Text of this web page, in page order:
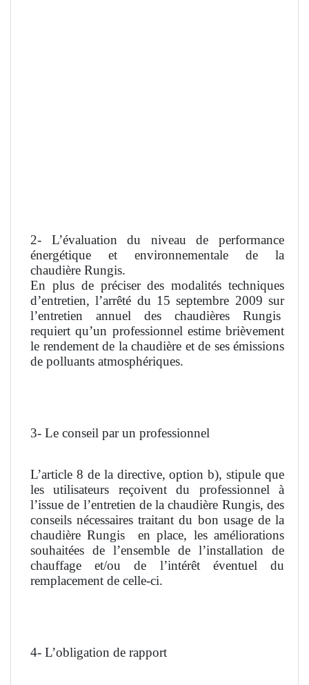
2- L’évaluation du niveau de performance
énergétique et environnementale de la
chaudière Rungis.
En plus de préciser des modalités techniques
d’entretien, l’arrêté du 15 septembre 2009 sur
l’entretien annuel des chaudières Rungis
requiert qu’un professionnel estime brièvement
le rendement de la chaudière et de ses émissions
de polluants atmosphériques.
3- Le conseil par un professionnel
L’article 8 de la directive, option b), stipule que
les utilisateurs reçoivent du professionnel à
l’issue de l’entretien de la chaudière Rungis, des
conseils nécessaires traitant du bon usage de la
chaudière Rungis
en place, les améliorations
souhaitées de l’ensemble de l’installation de
chauffage et/ou de l’intérêt éventuel du
remplacement de celle-ci.
4- L’obligation de rapport